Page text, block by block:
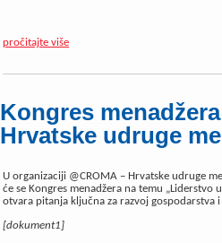
pročitajte više
Kongres
Hrvatske udruge
U organizaciji @CROMA – Hrvatske udruge
će se Kongres menadžera na temu
otvara pitanja ključna za razvoj gospodarstva
[dokument1]